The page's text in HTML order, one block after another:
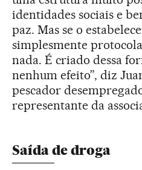
identidades sociais e
paz. Mas se o
simplesmente
nada. É criado dessa
nenhum efeito”, diz
pescador
representante da
Saída de droga